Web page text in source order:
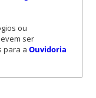
ou
ser
para a Ouvidoria